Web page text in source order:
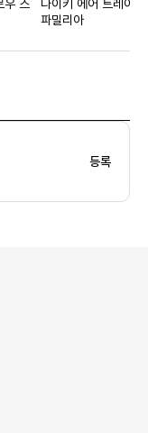
우 스
나이키 에어 트레이
파밀리아
등록